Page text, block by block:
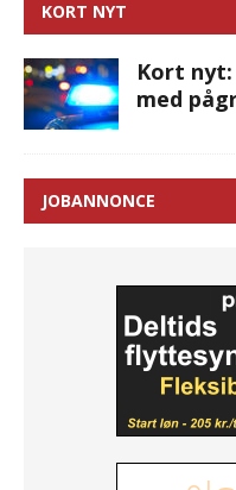
KORT NYT
Kort nyt:
med
JOBANNONCE